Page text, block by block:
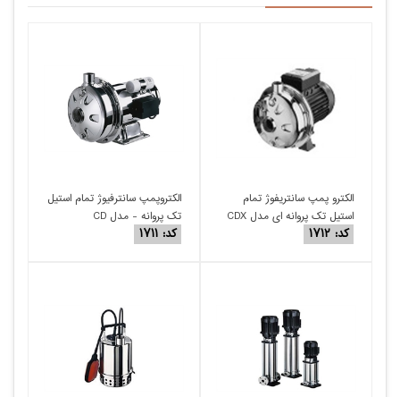
الکترو پمپ سانتریفوژ تمام
استیل تک پروانه ای مدل CDX
کد: ۱۷۱۲
الکتروپمپ سانترفیوژ تمام استیل
تک پروانه - مدل CD
کد: ۱۷۱۱